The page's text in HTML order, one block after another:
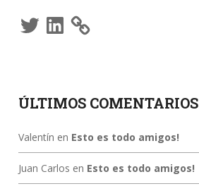
TwitterLinkedIn
ÚLTIMOS COMENTARIOS
Valentín en Esto es todo amigos!
Juan Carlos en Esto es todo amigos!